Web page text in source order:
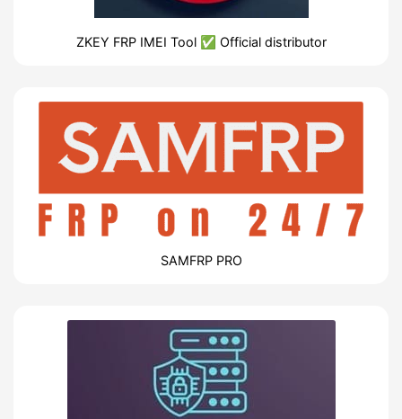
ZKEY FRP IMEI Tool ✅ Official distributor
SAMFRP PRO